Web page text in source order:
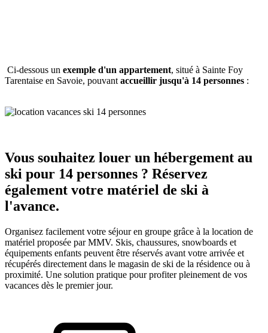
Ci-dessous un exemple d'un appartement, situé à Sainte Foy
Tarentaise en Savoie, pouvant accueillir jusqu'à 14 personnes :
Vous souhaitez louer un hébergement au
ski pour 14 personnes ? Réservez
également votre matériel de ski à
l'avance.
Organisez facilement votre séjour en groupe grâce à la location de
matériel proposée par MMV. Skis, chaussures, snowboards et
équipements enfants peuvent être réservés avant votre arrivée et
récupérés directement dans le magasin de ski de la résidence ou à
proximité. Une solution pratique pour profiter pleinement de vos
vacances dès le premier jour.